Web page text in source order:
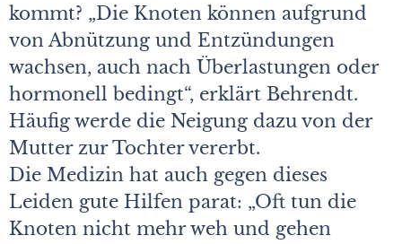
kommt? „Die Knoten können aufgrund
von Abnützung und Entzündungen
wachsen, auch nach Überlastungen oder
hormonell bedingt“, erklärt Behrendt.
Häufig werde die Neigung dazu von der
Mutter zur Tochter vererbt.
Die Medizin hat auch gegen dieses
Leiden gute Hilfen parat: „Oft tun die
Knoten nicht mehr weh und gehen